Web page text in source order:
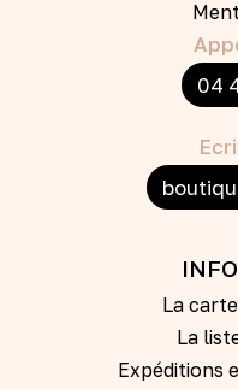
04
La
La
Expéditions